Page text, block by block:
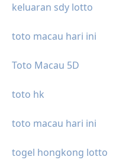
keluaran sdy lotto
toto macau hari ini
Toto Macau 5D
toto hk
toto macau hari ini
togel hongkong lotto